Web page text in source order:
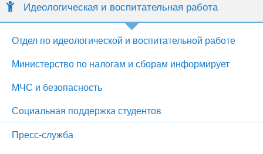
Идеологическая и воспитательная работа
Отдел по идеологической и воспитательной работе
Министерство по налогам и сборам информирует
МЧС и безопасность
Социальная поддержка студентов
Пресс-служба